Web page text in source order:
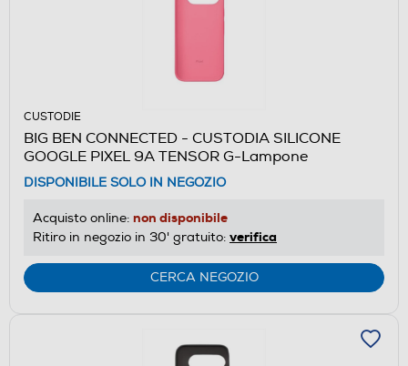
CUSTODIE
BIG BEN CONNECTED - CUSTODIA SILICONE
GOOGLE PIXEL 9A TENSOR G-Lampone
DISPONIBILE SOLO IN NEGOZIO
Acquisto online: non disponibile
Ritiro in negozio in 30' gratuito: verifica
CERCA NEGOZIO